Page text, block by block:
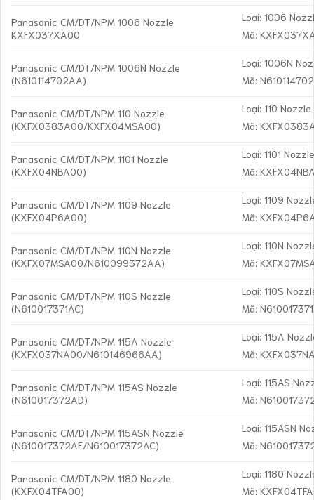
Panasonic CM/DT/NPM 1006 Nozzle
KXFX037XA00
Loại: 1006
Mã:
Panasonic CM/DT/NPM 1006N Nozzle
(N610114702AA)
Loại: 1006N
Mã:
Panasonic CM/DT/NPM 110 Nozzle
(KXFX0383A00/KXFX04MSA00)
Loại: 110 Nozzle
Mã:
Panasonic CM/DT/NPM 1101 Nozzle
(KXFX04NBA00)
Loại: 1101
Mã:
Panasonic CM/DT/NPM 1109 Nozzle
(KXFX04P6A00)
Loại: 1109
Mã:
Panasonic CM/DT/NPM 110N Nozzle
(KXFX07MSA00/N610099372AA)
Loại: 110N
Mã:
Panasonic CM/DT/NPM 110S Nozzle
(N610017371AC)
Loại: 110S
Mã:
Panasonic CM/DT/NPM 115A Nozzle
(KXFX037NA00/N610146966AA)
Loại: 115A
Mã:
Panasonic CM/DT/NPM 115AS Nozzle
(N610017372AD)
Loại: 115AS
Mã:
Panasonic CM/DT/NPM 115ASN Nozzle
(N610017372AE/N610017372AC)
Loại: 115ASN
Mã:
Panasonic CM/DT/NPM 1180 Nozzle
(KXFX04TFA00)
Loại: 1180
Mã: